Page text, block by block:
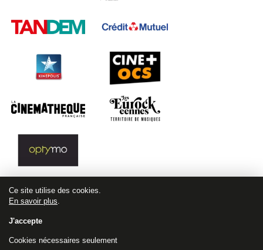
Ce site utilise des cookies.
En savoir plus.
J'accepte
Cookies nécessaires seulement